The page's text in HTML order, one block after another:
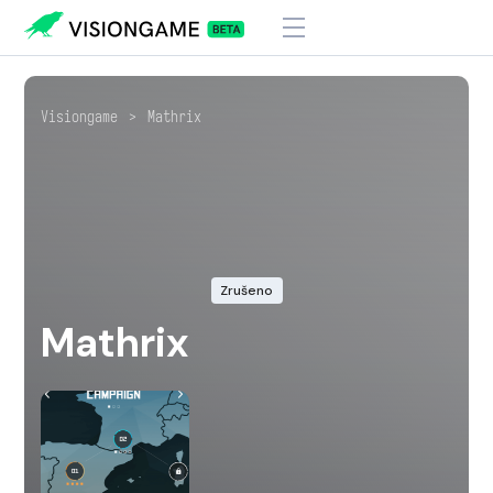
Visiongame > Mathrix
Zrušeno
Mathrix